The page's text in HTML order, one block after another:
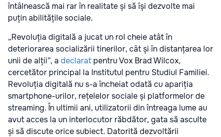
întâlnească mai rar în realitate și să își dezvolte mai
puțin abilitățile sociale.
„Revoluția digitală a jucat un rol cheie atât în
deteriorarea socializării tinerilor, cât și în distanțarea lor
unii de alții”, a declarat pentru Vox Brad Wilcox,
cercetător principal la Institutul pentru Studiul Familiei.
Revoluția digitală nu s-a încheiat odată cu apariția
smartphone-urilor, rețelelor sociale și platformelor de
streaming. În ultimii ani, utilizatorii din întreaga lume au
avut acces la un interlocutor răbdător, gata să asculte
și să discute orice subiect. Datorită dezvoltării